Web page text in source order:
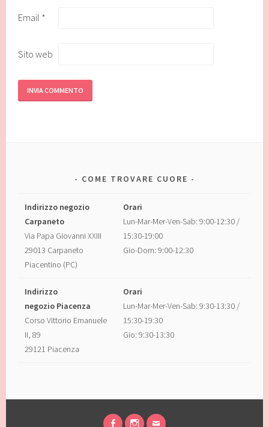
Email *
Sito web
COME TROVARE CUORE
Indirizzo negozio
Carpaneto
Via Papa Giovanni XXIII
29013 Carpaneto
Piacentino (PC)
Orari
Lun-Mar-Mer-Ven-Sab: 9:00-12:30 /
15:30-19:00
Gio-Dom: 9:00-12:30
Indirizzo
negozio Piacenza
Corso Vittorio Emanuele
II, 89
29121 Piacenza
Orari
Lun-Mar-Mer-Ven-Sab: 9:30-13:30 /
15:30-19:30
Gio: 9:30-13:30